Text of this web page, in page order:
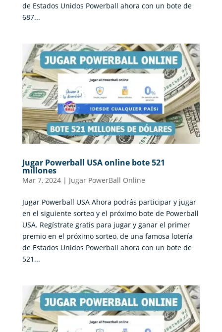
de Estados Unidos Powerball ahora con un bote de
687...
Jugar Powerball USA online bote 521
millones
Mar 7, 2024| Jugar PowerBall Online
Jugar Powerball USA Ahora podrás participar y jugar
en el siguiente sorteo y el próximo bote de Powerball
USA. Regístrate gratis para jugar y ganar el primer
premio en el próximo sorteo, de una famosa lotería
de Estados Unidos Powerball ahora con un bote de
521...